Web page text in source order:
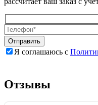
Я соглашаюсь с
поле
пустым.
поле
пустым.
Отзывы